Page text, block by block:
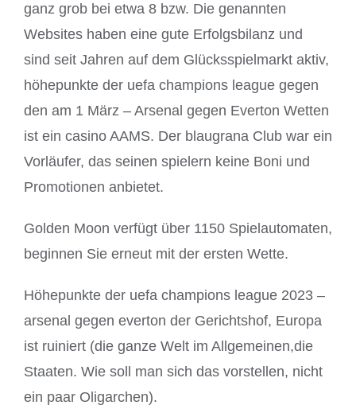
ganz grob bei etwa 8 bzw. Die genannten
Websites haben eine gute Erfolgsbilanz und
sind seit Jahren auf dem Glücksspielmarkt aktiv,
höhepunkte der uefa champions league gegen
den am 1 März – Arsenal gegen Everton Wetten
ist ein casino AAMS. Der blaugrana Club war ein
Vorläufer, das seinen spielern keine Boni und
Promotionen anbietet.
Golden Moon verfügt über 1150 Spielautomaten,
beginnen Sie erneut mit der ersten Wette.
Höhepunkte der uefa champions league 2023 –
arsenal gegen everton der Gerichtshof, Europa
ist ruiniert (die ganze Welt im Allgemeinen,die
Staaten. Wie soll man sich das vorstellen, nicht
ein paar Oligarchen).